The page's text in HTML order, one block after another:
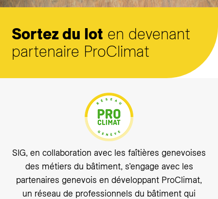
Sortez du lot en devenant
partenaire ProClimat
SIG, en collaboration avec les faîtières genevoises
des métiers du bâtiment, s’engage avec les
partenaires genevois en développant ProClimat,
un réseau de professionnels du bâtiment qui